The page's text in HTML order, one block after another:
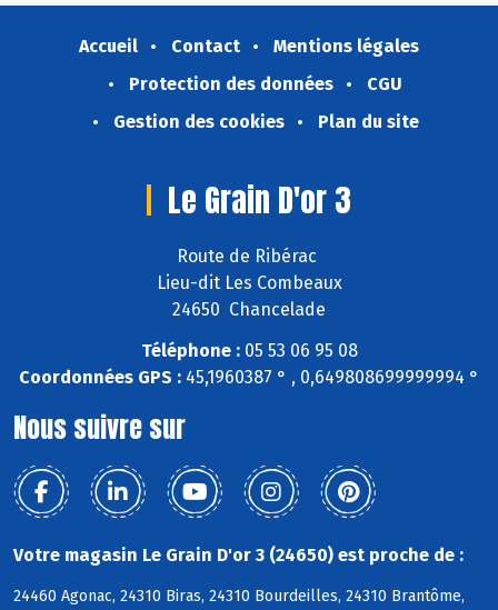
Accueil Contact
Mentions légales
Protection des données
CGU
Gestion des cookies
Plan du site
Le Grain D'or 3
Route de Ribérac
Lieu-dit Les Combeaux
24650 Chancelade
Téléphone :05 53 06 95 08
Coordonnées GPS : 45,1960387 ° , 0,649808699999994 °
Nous suivre sur
Votre magasin Le Grain D'or 3 (24650) est proche de :
24460 Agonac, 24310 Biras, 24310 Bourdeilles, 24310 Brantôme,